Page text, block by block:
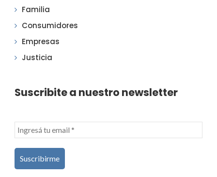
Familia
Consumidores
Empresas
Justicia
Suscribite a nuestro newsletter